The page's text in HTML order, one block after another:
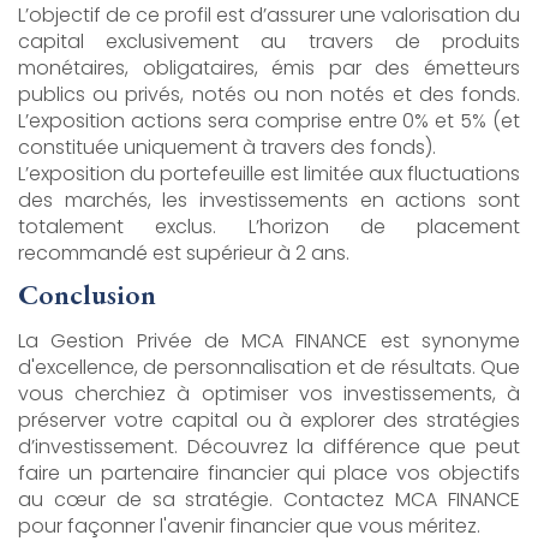
L’objectif de ce profil est d’assurer une valorisation du
capital exclusivement au travers de produits
monétaires, obligataires, émis par des émetteurs
publics ou privés, notés ou non notés et des fonds.
L’exposition actions sera comprise entre 0% et 5% (et
constituée uniquement à travers des fonds).
L’exposition du portefeuille est limitée aux fluctuations
des marchés, les investissements en actions sont
totalement exclus. L’horizon de placement
recommandé est supérieur à 2 ans.
Conclusion
La Gestion Privée de MCA FINANCE est synonyme
d'excellence, de personnalisation et de résultats. Que
vous cherchiez à optimiser vos investissements, à
préserver votre capital ou à explorer des stratégies
d’investissement. Découvrez la différence que peut
faire un partenaire financier qui place vos objectifs
au cœur de sa stratégie. Contactez MCA FINANCE
pour façonner l'avenir financier que vous méritez.